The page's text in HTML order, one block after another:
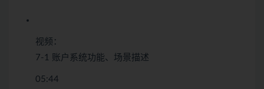
视频：
7-1 账户系统功能、场景描述
05:44